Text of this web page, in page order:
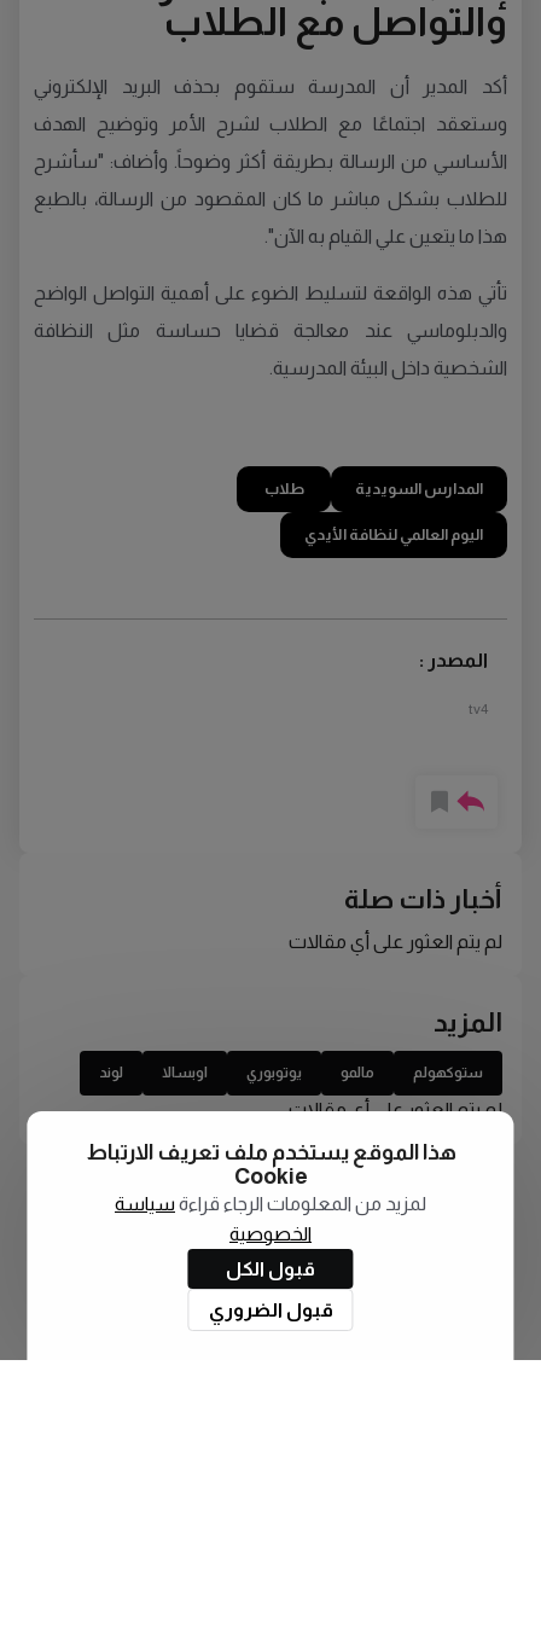
والتواصل مع الطلاب
أكد المدير أن المدرسة ستقوم بحذف البريد الإلكتروني
وستعقد اجتماعًا مع الطلاب لشرح الأمر وتوضيح الهدف
الأساسي من الرسالة بطريقة أكثر وضوحاً. وأضاف: "سأشرح
للطلاب بشكل مباشر ما كان المقصود من الرسالة، بالطبع
هذا ما يتعين علي القيام به الآن".
تأتي هذه الواقعة لتسليط الضوء على أهمية التواصل الواضح
والدبلوماسي عند معالجة قضايا حساسة مثل النظافة
الشخصية داخل البيئة المدرسية.
المدارس السويدية طلاب
اليوم العالمي لنظافة الأيدي
المصدر :
tv4
أخبار ذات صلة
لم يتم العثور على أي مقالات
المزيد
ستوكهولم مالمو يوتوبوري اوبسالا لوند
لم يتم العثور على أي مقالات
هذا الموقع يستخدم ملف تعريف الارتباط
Cookie
لمزيد من المعلومات الرجاء قراءة سياسة
الخصوصية
قبول الكل
قبول الضروري